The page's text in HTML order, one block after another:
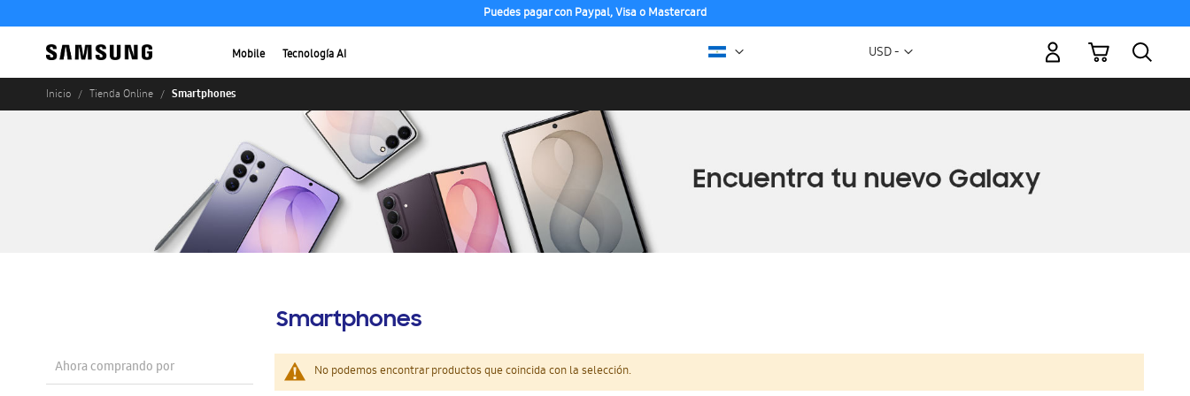
Puedes pagar con Paypal, Visa o Mastercard
Mobile Tecnología AI Moneda
USD -
Mi carrito
Inicio Tienda Online Smartphones
Smartphones
No podemos encontrar productos que coincida con la selección.
Ahora comprando por